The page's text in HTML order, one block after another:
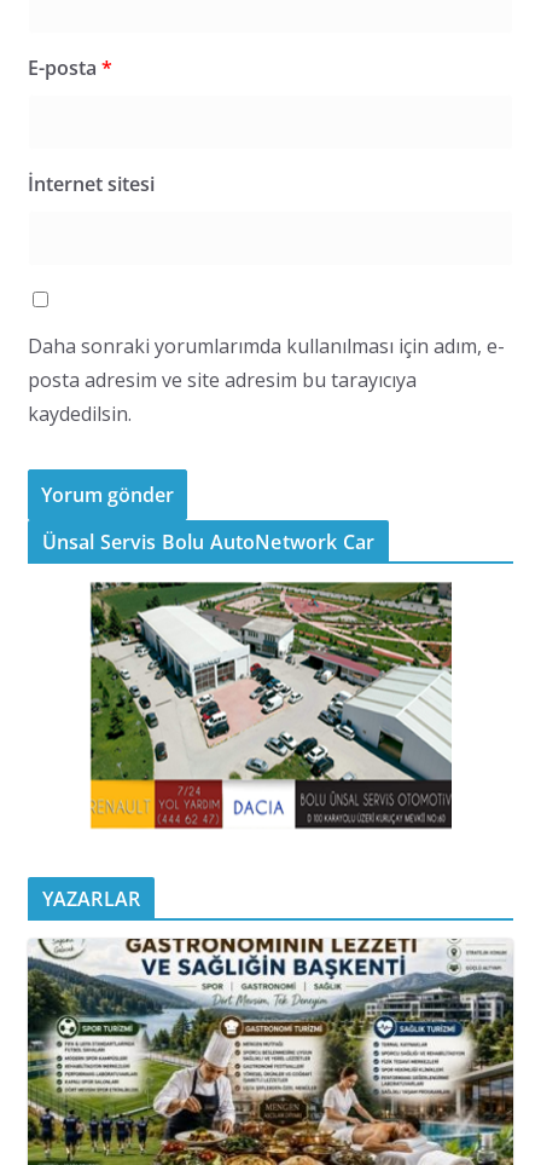
E-posta *
İnternet sitesi
Daha sonraki yorumlarımda kullanılması için adım, e-
posta adresim ve site adresim bu tarayıcıya
kaydedilsin.
Ünsal Servis Bolu AutoNetwork Car
YAZARLAR